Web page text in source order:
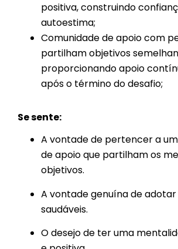
positiva, construindo
autoestima;
Comunidade de apoio com
partilham objetivos
proporcionando apoio
após o término do desafio;
Se sente:
A vontade de pertencer a
de apoio que partilham os
objetivos.
A vontade genuína de
saudáveis.
O desejo de ter uma